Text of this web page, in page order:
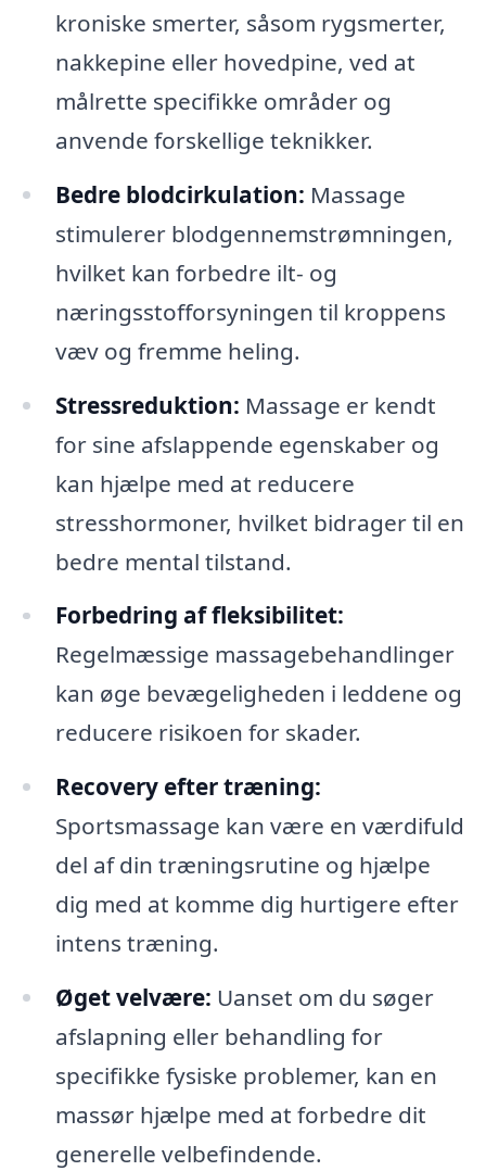
kroniske smerter, såsom rygsmerter,
nakkepine eller hovedpine, ved at
målrette specifikke områder og
anvende forskellige teknikker.
Bedre blodcirkulation: Massage
stimulerer blodgennemstrømningen,
hvilket kan forbedre ilt- og
næringsstofforsyningen til kroppens
væv og fremme heling.
Stressreduktion: Massage er kendt
for sine afslappende egenskaber og
kan hjælpe med at reducere
stresshormoner, hvilket bidrager til en
bedre mental tilstand.
Forbedring af fleksibilitet:
Regelmæssige massagebehandlinger
kan øge bevægeligheden i leddene og
reducere risikoen for skader.
Recovery efter træning:
Sportsmassage kan være en værdifuld
del af din træningsrutine og hjælpe
dig med at komme dig hurtigere efter
intens træning.
Øget velvære: Uanset om du søger
afslapning eller behandling for
specifikke fysiske problemer, kan en
massør hjælpe med at forbedre dit
generelle velbefindende.